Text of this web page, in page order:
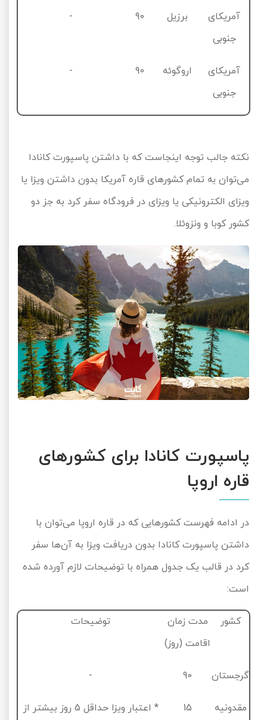
آمریکای
جنوبی
برزیل
آمریکای
جنوبی
اروگوئه
نکته جالب توجه اینجاست که با داشتن پاسپورت کانادا
می‌توان به تمام کشورهای قاره آمریکا بدون داشتن ویزا یا
ویزای الکترونیکی یا ویزای در فرودگاه سفر کرد به جز دو
کشور کوبا و ونزوئلا.
پاسپورت کانادا برای کشورهای
قاره اروپا
در ادامه فهرست کشورهایی که در قاره اروپا می‌توان با
داشتن پاسپورت کانادا بدون دریافت ویزا به آن‌ها سفر
کرد در قالب یک جدول همراه با توضیحات لازم آورده شده
است:
کشور
مدت زمان
اقامت (روز)
توضیحات
گرجستان
مقدونیه * اعتبار ویزا حداقل5روز بیشتر از